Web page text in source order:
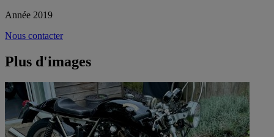
Année 2019
Nous contacter
Plus d'images